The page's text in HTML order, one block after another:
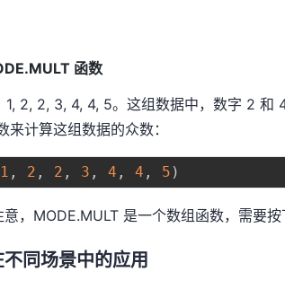
函数
1, 2, 2, 3, 4, 4, 5。这组数据中，数字 2 和
来计算这组数据的众数：
1 , 2 , 2 , 3 , 4 , 4 , 5 )
，MODE.MULT 是一个数组函数，需要
同场景中的应用